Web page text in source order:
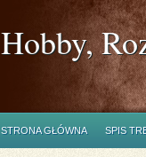
Hobby,
STRONA GŁÓWNA SPIS